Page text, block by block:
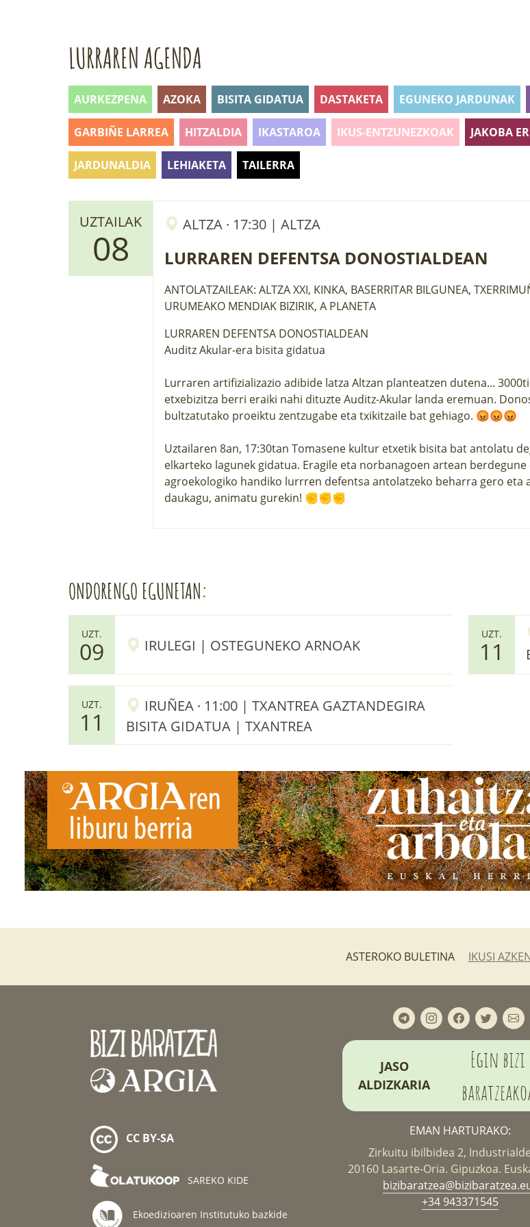
LURRAREN AGENDA
AURKEZPENA AZOKA BISITA GIDATUA DASTAKETA EGUNEKO JARDUNAK
GARBIÑE LARREA HITZALDIA IKASTAROA IKUS-ENTZUNEZKOAK JAKOBA
JARDUNALDIA LEHIAKETA TAILERRA
UZTAILAK
08
ALTZA · 17:30 | ALTZA
LURRAREN DEFENTSA DONOSTIALDEAN
ANTOLATZAILEAK: ALTZA XXI, KINKA, BASERRITAR BILGUNEA,
URUMEAKO MENDIAK BIZIRIK, A PLANETA
LURRAREN DEFENTSA DONOSTIALDEAN
Auditz Akular-era bisita gidatua
Lurraren artifizializazio adibide latza Altzan planteatzen dutena...
etxebizitza berri eraiki nahi dituzte Auditz-Akular landa eremuan.
bultzatutako proeiktu zentzugabe eta txikitzaile bat gehiago. 😡😡😡
Uztailaren 8an, 17:30tan Tomasene kultur etxetik bisita bat antolatu
elkarteko lagunek gidatua. Eragile eta norbanagoen artean berdegune
agroekologiko handiko lurrren defentsa antolatzeko beharra gero eta
daukagu, animatu gurekin! ✊✊✊
ONDORENGO EGUNETAN:
UZT.
09 IRULEGI | OSTEGUNEKO ARNOAK
UZT.
11
UZT.
11
IRUÑEA · 11:00 | TXANTREA GAZTANDEGIRA
BISITA GIDATUA | TXANTREA
ASTEROKO BULETINA IKUSI
CC BY-SA
SAREKO KIDE
Ekoedizioaren Institutuko bazkide
JASO
ALDIZKARIA
Egin bizi
EMAN HARTURAKO:
Zirkuitu ibilbidea 2,
20160 Lasarte-Oria. Gipuzkoa.
+34 943371545